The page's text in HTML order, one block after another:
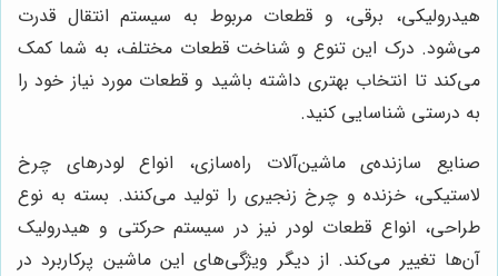
هیدرولیکی، برقی، و قطعات مربوط به سیستم انتقال قدرت
می‌شود. درک این تنوع و شناخت قطعات مختلف، به شما کمک
می‌کند تا انتخاب بهتری داشته باشید و قطعات مورد نیاز خود را
به درستی شناسایی کنید.
صنایع سازنده‌ی ماشین‌آلات راه‌سازی، انواع لودرهای چرخ
لاستیکی، خزنده و چرخ زنجیری را تولید می‌کنند. بسته به نوع
طراحی، انواع قطعات لودر نیز در سیستم حرکتی و هیدرولیک
آن‌ها تغییر می‌کند. از دیگر ویژگی‌های این ماشین پرکاربرد در